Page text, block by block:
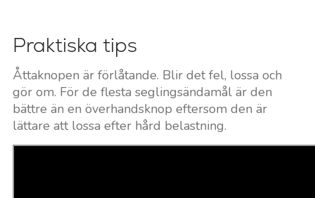
Praktiska tips
Åttaknopen är förlåtande. Blir det fel, lossa och
gör om. För de flesta seglingsändamål är den
bättre än en överhandsknop eftersom den är
lättare att lossa efter hård belastning.